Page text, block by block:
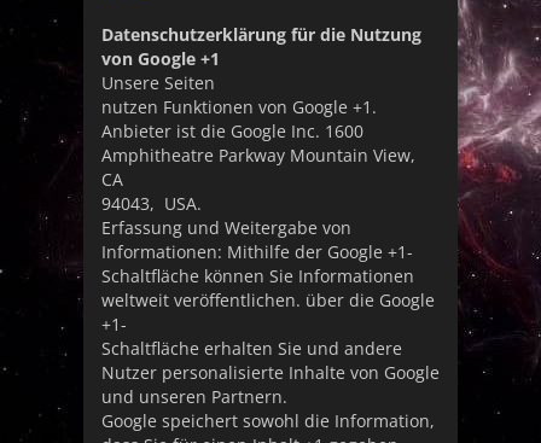
Datenschutzerklärung für die Nutzung
von Google +1
Unsere Seiten
nutzen Funktionen von Google +1.
Anbieter ist die Google Inc. 1600
Amphitheatre Parkway Mountain View,
CA
94043, USA.
Erfassung und Weitergabe von
Informationen: Mithilfe der Google +1-
Schaltfläche können Sie Informationen
weltweit veröffentlichen. über die Google
+1-
Schaltfläche erhalten Sie und andere
Nutzer personalisierte Inhalte von Google
und unseren Partnern.
Google speichert sowohl die Information,